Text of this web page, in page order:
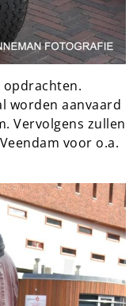
opdrachten.
worden aanvaard
Vervolgens zullen
voor o.a.